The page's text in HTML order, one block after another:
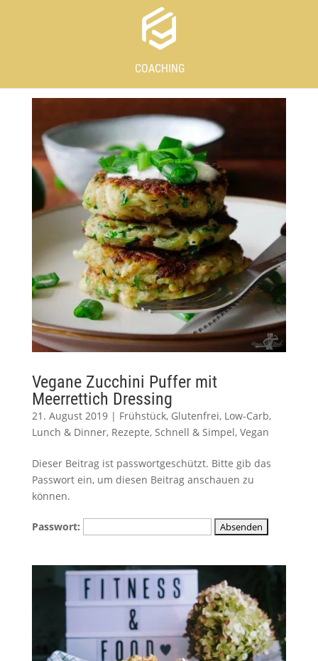
COACHING
Vegane Zucchini Puffer mit
Meerrettich Dressing
21. August 2019| Frühstück, Glutenfrei, Low-Carb,
Lunch & Dinner, Rezepte, Schnell & Simpel, Vegan
Dieser Beitrag ist passwortgeschützt. Bitte gib das
Passwort ein, um diesen Beitrag anschauen zu
können.
Passwort: